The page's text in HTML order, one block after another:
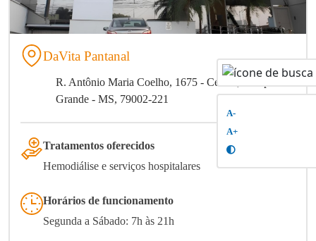
A-
A+
DaVita Pantanal
R. Antônio Maria Coelho, 1675 - Centro, Campo
Grande - MS, 79002-221
Tratamentos oferecidos
Hemodiálise e serviços hospitalares
Horários de funcionamento
Segunda a Sábado: 7h às 21h